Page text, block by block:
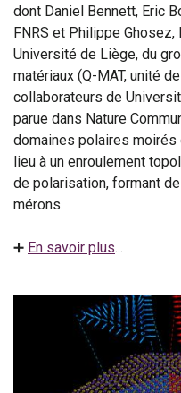
dont Daniel Bennett, Eric
FNRS et Philippe
Université de Liège, du
matériaux (Q-MAT, unité
collaborateurs de
parue dans Nature
domaines polaires moirés
lieu à un enroulement
de polarisation, formant
mérons.
➕ En savoir plus...